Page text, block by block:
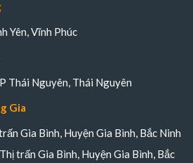
Yên, Vĩnh Phúc
Thái Nguyên, Thái Nguyên
Gia
Gia Bình, Huyện Gia Bình, Bắc Ninh
trấn Gia Bình, Huyện Gia Bình, Bắc